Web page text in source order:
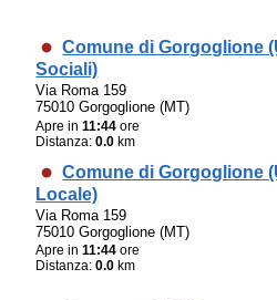
Comune di Gorgoglione
Sociali)
Via Roma 159
75010 Gorgoglione (MT)
Apre in11:44 ore
Distanza:0.0 km
Comune di Gorgoglione
Locale)
Via Roma 159
75010 Gorgoglione (MT)
Apre in11:44 ore
Distanza:0.0 km